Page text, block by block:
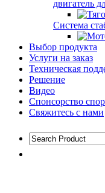
двигатель
Система
Выбор продукта
Услуги на заказ
Техническая
Решение
Видео
Спонсорство
Свяжитесь с нами